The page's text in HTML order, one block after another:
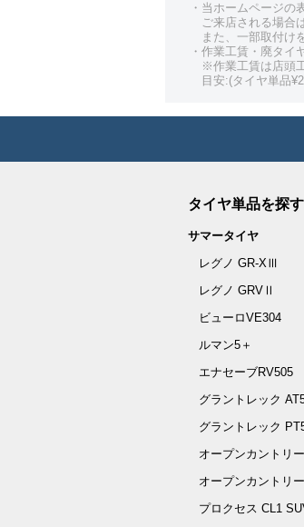
・当ホームページの
ご来店される場合
また、一部取付け
・作業工賃・廃タイ
※作業工賃は店頭工
目安:(タイヤ単品
タイヤ単品を探す
サマータイヤ
レグノ GR-XⅢ
レグノ GRVⅡ
ビューロVE304
ルマン5＋
エナセーブRV505
グラントレック
グラントレック
オープンカントリ
オープンカントリ
プロクセス CL1